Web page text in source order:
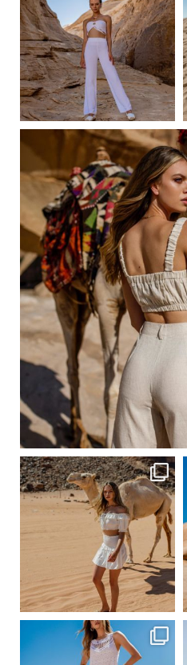
Сер 23
ebutikpl
ebutikpl
Сер 20
ebutikpl